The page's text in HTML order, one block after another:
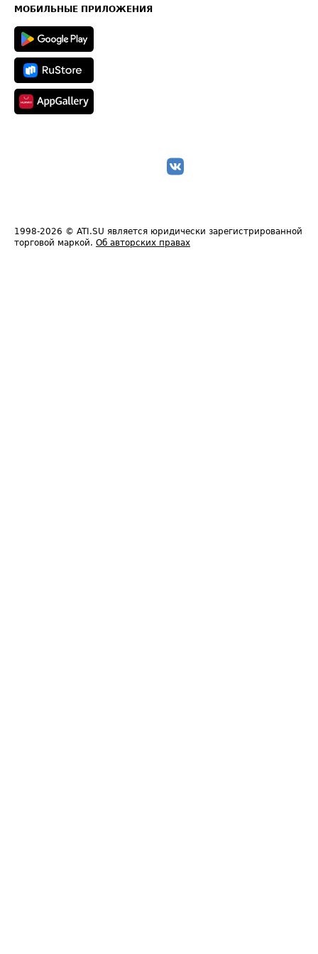
Техническая информация
МОБИЛЬНЫЕ ПРИЛОЖЕНИЯ
1998-2026 © ATI.SU является юридически зарегистрированной
торговой маркой. Об авторских правах